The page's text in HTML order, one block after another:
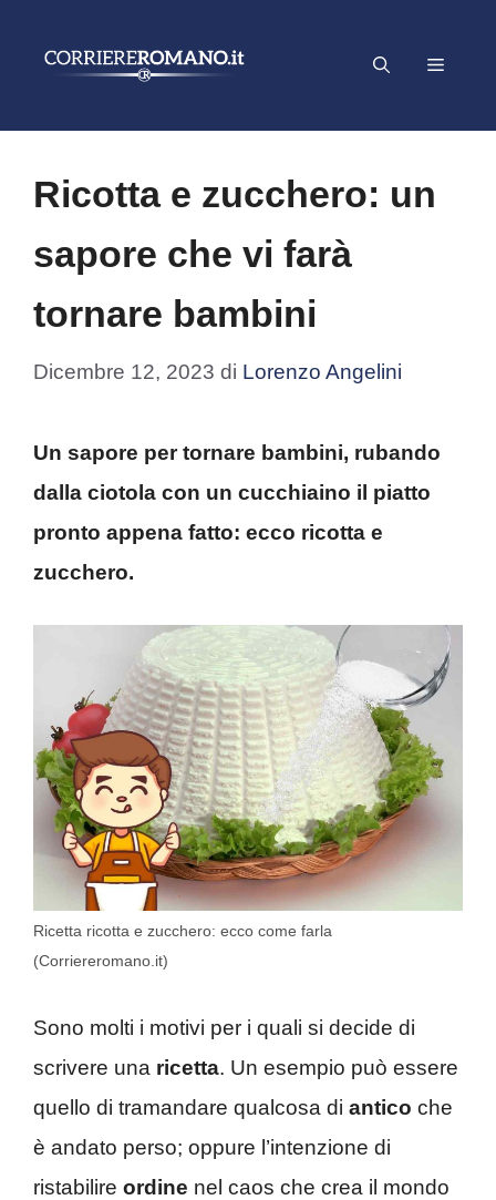
Menu
Ricotta e zucchero: un
sapore che vi farà
tornare bambini
Dicembre 12, 2023 di Lorenzo Angelini
Un sapore per tornare bambini, rubando
dalla ciotola con un cucchiaino il piatto
pronto appena fatto: ecco ricotta e
zucchero.
Ricetta ricotta e zucchero: ecco come farla
(Corriereromano.it)
Sono molti i motivi per i quali si decide di
scrivere una ricetta. Un esempio può essere
quello di tramandare qualcosa di antico che
è andato perso; oppure l’intenzione di
ristabilire ordine nel caos che crea il mondo